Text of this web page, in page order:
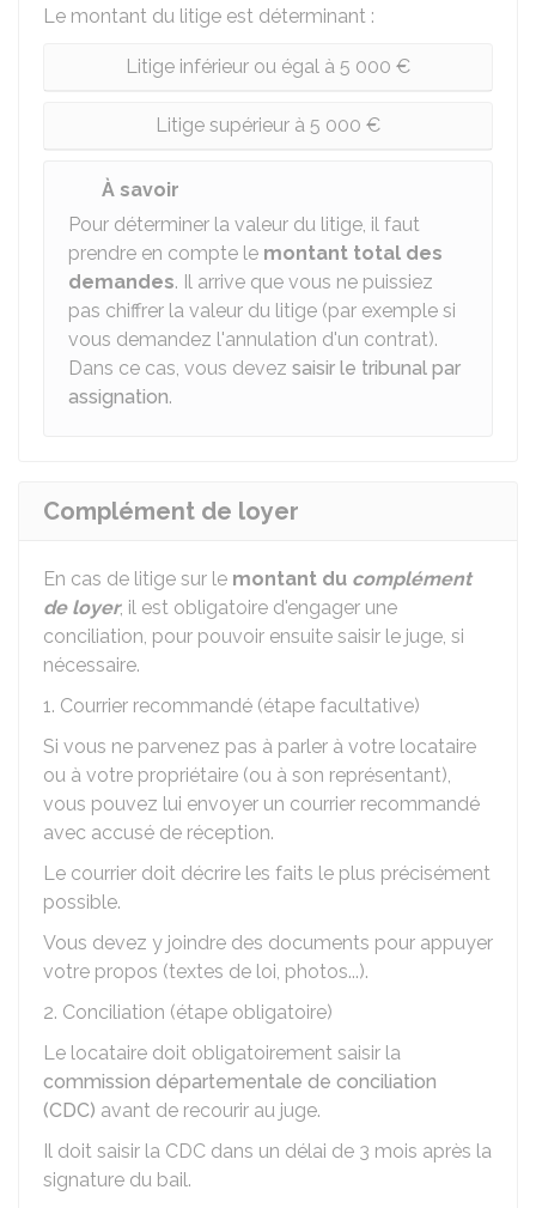
Le montant du litige est déterminant :
Litige inférieur ou égal à 5 000 €
Litige supérieur à 5 000 €
À savoir
Pour déterminer la valeur du litige, il faut
prendre en compte le montant total des
demandes. Il arrive que vous ne puissiez
pas chiffrer la valeur du litige (par exemple si
vous demandez l'annulation d'un contrat).
Dans ce cas, vous devez saisir le tribunal par
assignation.
Complément de loyer
En cas de litige sur le montant du complément
de loyer, il est obligatoire d'engager une
conciliation, pour pouvoir ensuite saisir le juge, si
nécessaire.
1. Courrier recommandé (étape facultative)
Si vous ne parvenez pas à parler à votre locataire
ou à votre propriétaire (ou à son représentant),
vous pouvez lui envoyer un courrier recommandé
avec accusé de réception.
Le courrier doit décrire les faits le plus précisément
possible.
Vous devez y joindre des documents pour appuyer
votre propos (textes de loi, photos...).
2. Conciliation (étape obligatoire)
Le locataire doit obligatoirement saisir la
commission départementale de conciliation
(CDC) avant de recourir au juge.
Il doit saisir la CDC dans un délai de 3 mois après la
signature du bail.